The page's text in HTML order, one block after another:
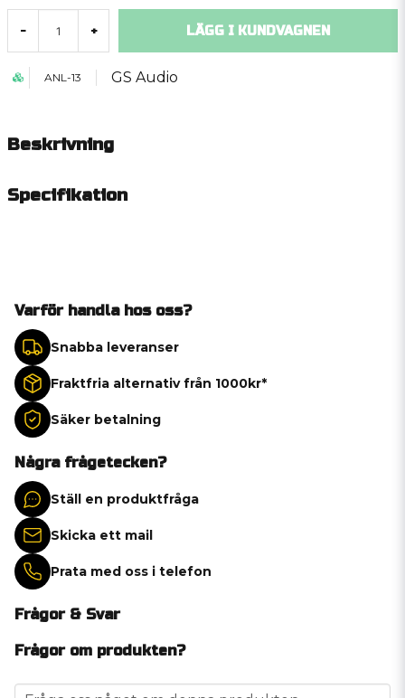
- + LÄGG I KUNDVAGNEN
ANL-13 GS Audio
Beskrivning
Specifikation
Varför handla hos oss?
Snabba leveranser
Fraktfria alternativ från 1000kr*
Säker betalning
Några frågetecken?
Ställ en produktfråga
Skicka ett mail
Prata med oss i telefon
Frågor & Svar
Frågor om produkten?
question